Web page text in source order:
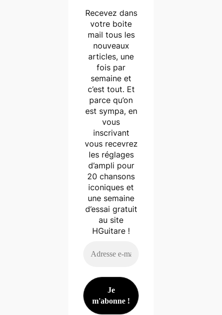
Recevez dans
votre boite
mail tous les
nouveaux
articles, une
fois par
semaine et
c’est tout. Et
parce qu’on
est sympa, en
vous
inscrivant
vous recevrez
les réglages
d’ampli pour
20 chansons
iconiques et
une semaine
d’essai gratuit
au site
HGuitare !